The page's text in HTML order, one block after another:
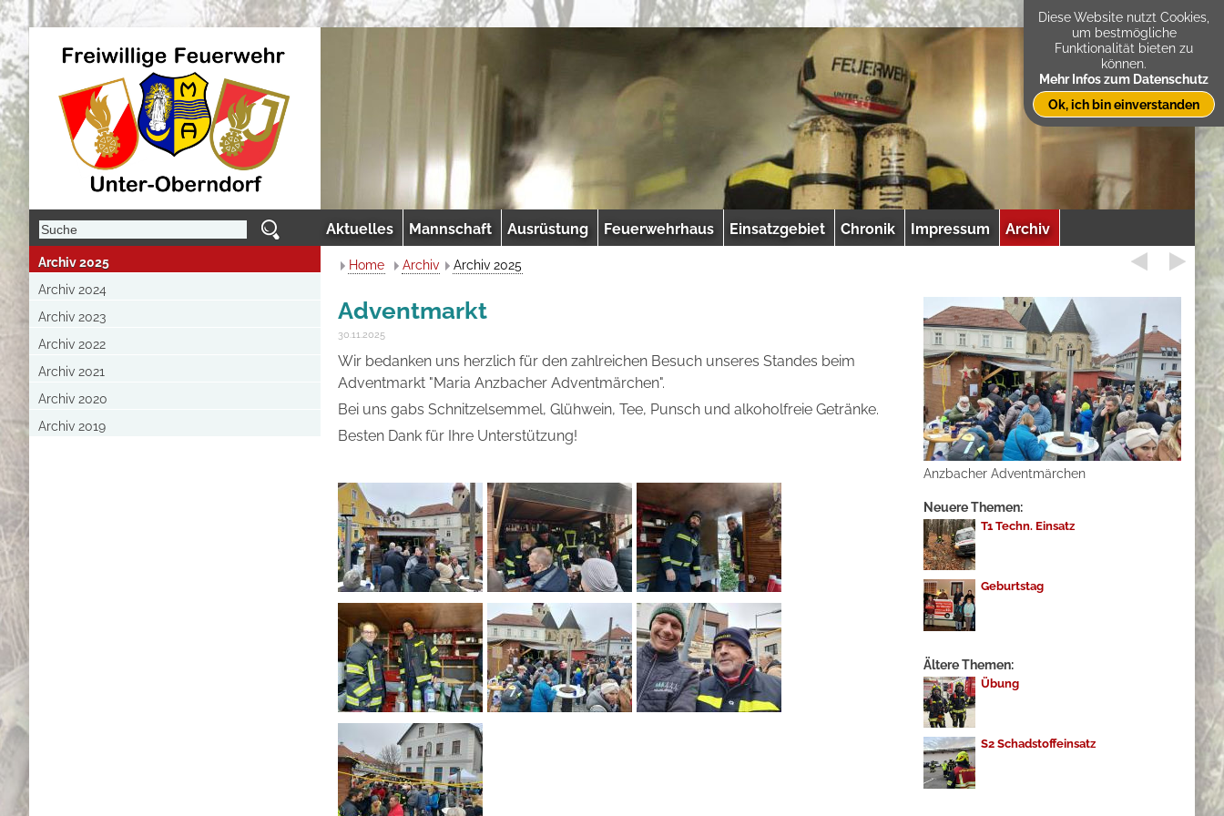
Aktuelles Mannschaft Ausrüstung Feuerwehrhaus Einsatzgebiet Chronik Impressum Archiv
Archiv 2025
Archiv 2024
Archiv 2023
Archiv 2022
Archiv 2021
Archiv 2020
Archiv 2019
Home Archiv Archiv 2025
Adventmarkt
30.11.2025
Wir bedanken uns herzlich für den zahlreichen Besuch unseres Standes beim
Adventmarkt "Maria Anzbacher Adventmärchen".
Bei uns gabs Schnitzelsemmel, Glühwein, Tee, Punsch und alkoholfreie Getränke.
Besten Dank für Ihre Unterstützung!
Anzbacher Adventmärchen
Neuere Themen:
T1 Techn. Einsatz
Geburtstag
Ältere Themen:
Übung
S2 Schadstoffeinsatz
Diese Website nutzt Cookies,
um bestmögliche
Funktionalität bieten zu
können.
Mehr Infos zum Datenschutz
Ok, ich bin einverstanden